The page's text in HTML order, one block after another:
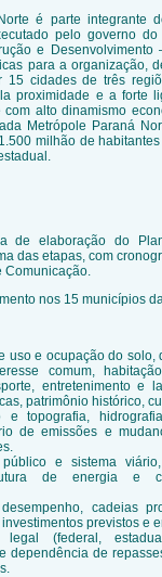
é parte integrante
pelo governo
e
para a organização,
15 cidades de três
proximidade e a forte
com alto dinamismo
Metrópole Paraná
milhão de
.
de elaboração do
das etapas, com
Comunicação.
nos 15 municípios
uso e ocupação do solo,
comum,
entretenimento e
patrimônio histórico,
e topografia,
de emissões e
público e sistema
de energia e
cadeias
previstos e
legal (federal,
dependência de